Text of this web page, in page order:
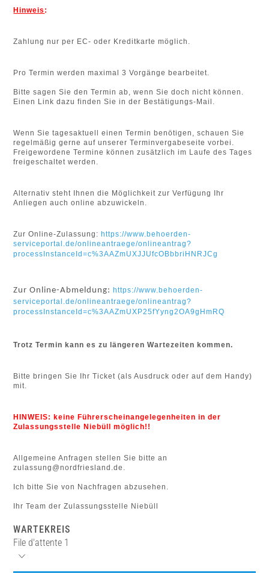
Hinweis :
Zahlung nur per EC- oder Kreditkarte möglich.
Pro Termin werden maximal 3 Vorgänge bearbeitet.
Bitte sagen Sie den Termin ab, wenn Sie doch nicht können.
Einen Link dazu finden Sie in der Bestätigungs-Mail.
Wenn Sie tagesaktuell einen Termin benötigen, schauen Sie
regelmäßig gerne auf unserer Terminvergabeseite vorbei.
Freigewordene Termine können zusätzlich im Laufe des Tages
freigeschaltet werden.
Alternativ steht Ihnen die Möglichkeit zur Verfügung Ihr
Anliegen auch online abzuwickeln.
Zur Online-Zulassung: https://www.behoerden-
serviceportal.de/onlineantraege/onlineantrag?
processInstanceId=c%3AAZmUXJJUfcOBbbriHNRJCg
Zur Online-Abmeldung:https://www.behoerden-
serviceportal.de/onlineantraege/onlineantrag?
processInstanceId=c%3AAZmUXP25fYyng2OA9gHmRQ
Trotz Termin kann es zu längeren Wartezeiten kommen.
Bitte bringen Sie Ihr Ticket (als Ausdruck oder auf dem Handy)
mit.
HINWEIS: keine Führerscheinangelegenheiten in der
Zulassungsstelle Niebüll möglich!!
Allgemeine Anfragen stellen Sie bitte an
zulassung@nordfriesland.de.
Ich bitte Sie von Nachfragen abzusehen.
Ihr Team der Zulassungsstelle Niebüll
WARTEKREIS
File d'attente 1